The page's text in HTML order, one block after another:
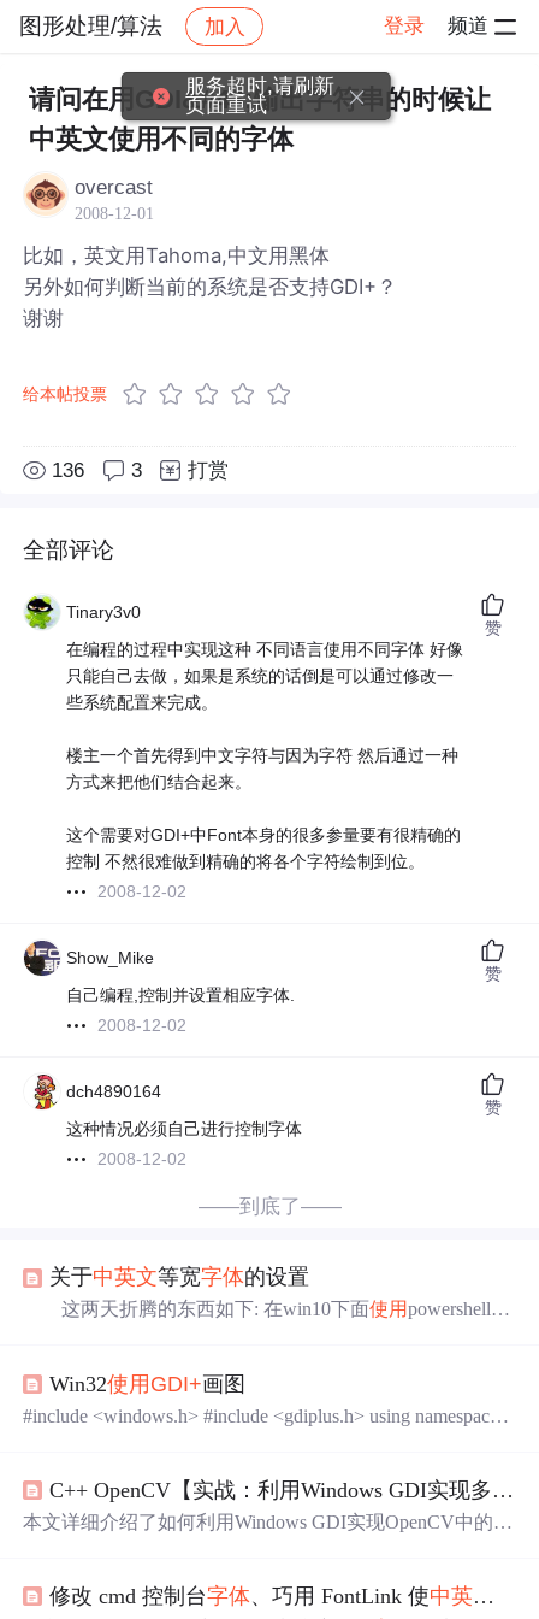
图形处理/算法 加入 登录 频道
社区 图形处理/算法 帖子详情
请问在用GDI&#43;输出字符串的时候让
中英文使用不同的字体
overcast
2008-12-01
比如，英文用Tahoma,中文用黑体
另外如何判断当前的系统是否支持GDI+？
谢谢
给本帖投票
136 3 打赏
全部评论
Tinary3v0
在编程的过程中实现这种 不同语言使用不同字体 好像
只能自己去做，如果是系统的话倒是可以通过修改一
些系统配置来完成。
楼主一个首先得到中文字符与因为字符 然后通过一种
方式来把他们结合起来。
这个需要对GDI+中Font本身的很多参量要有很精确的
控制 不然很难做到精确的将各个字符绘制到位。
2008-12-02
赞
Show_Mike
自己编程,控制并设置相应字体.
2008-12-02
赞
dch4890164
这种情况必须自己进行控制字体
2008-12-02
赞
——到底了——
关于中英文等宽字体的设置
这两天折腾的东西如下: 在win10下面使用powershell时,
用 Unicode UTF-8提供全球语言支持(U) 该方法目前可
完美解决, 不需要其他的额外配置. 如果有些较老的软件显
在, 但不是那么严重罢了),
Win32使用 GDI+画图
#include <windows.h> #include <gdiplus.h> using namespace
C++ OpenCV【实战：利用Windows GDI实现多
字体
本文详细介绍了如何利用Windows GDI实现OpenCV中的多
松实现多种中文字体的精确控制，提升图像处理效率。
修改 cmd 控制台字体、巧用 FontLink 使中英文
服务超时,请刷新
页面重试